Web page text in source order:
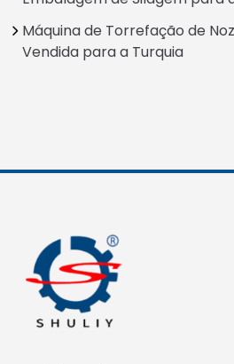
Máquina de Torrefação de
Vendida para a Turquia